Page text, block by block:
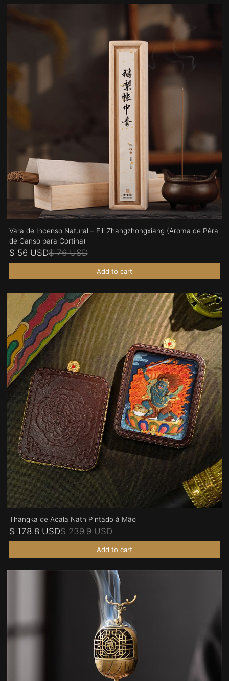
Vara de Incenso Natural – E'li Zhangzhongxiang (Aroma de Pêra
de Ganso para Cortina)
$ 56 USD$ 76 USD
Add to cart
Thangka de Acala Nath Pintado à Mão
$ 178.8 USD$ 239.9 USD
Add to cart